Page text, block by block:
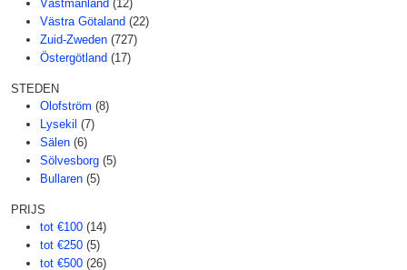
Västmanland (12)
Västra Götaland (22)
Zuid-Zweden (727)
Östergötland (17)
STEDEN
Olofström (8)
Lysekil (7)
Sälen (6)
Sölvesborg (5)
Bullaren (5)
PRIJS
tot €100 (14)
tot €250 (5)
tot €500 (26)